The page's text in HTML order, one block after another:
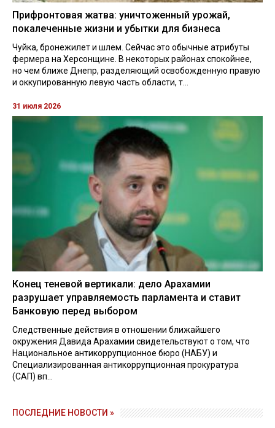
Прифронтовая жатва: уничтоженный урожай,
покалеченные жизни и убытки для бизнеса
Чуйка, бронежилет и шлем. Сейчас это обычные атрибуты
фермера на Херсонщине. В некоторых районах спокойнее,
но чем ближе Днепр, разделяющий освобожденную правую
и оккупированную левую часть области, т...
31 июля 2026
Конец теневой вертикали: дело Арахамии
разрушает управляемость парламента и ставит
Банковую перед выбором
Следственные действия в отношении ближайшего
окружения Давида Арахамии свидетельствуют о том, что
Национальное антикоррупционное бюро (НАБУ) и
Специализированная антикоррупционная прокуратура
(САП) вп...
ПОСЛЕДНИЕ НОВОСТИ »